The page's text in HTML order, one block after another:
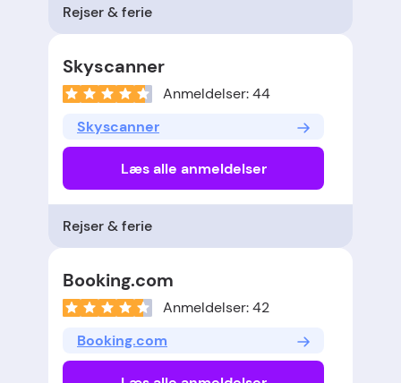
Rejser & ferie
Skyscanner
Anmeldelser: 44
Skyscanner
Læs alle anmeldelser
Rejser & ferie
Booking.com
Anmeldelser: 42
Booking.com